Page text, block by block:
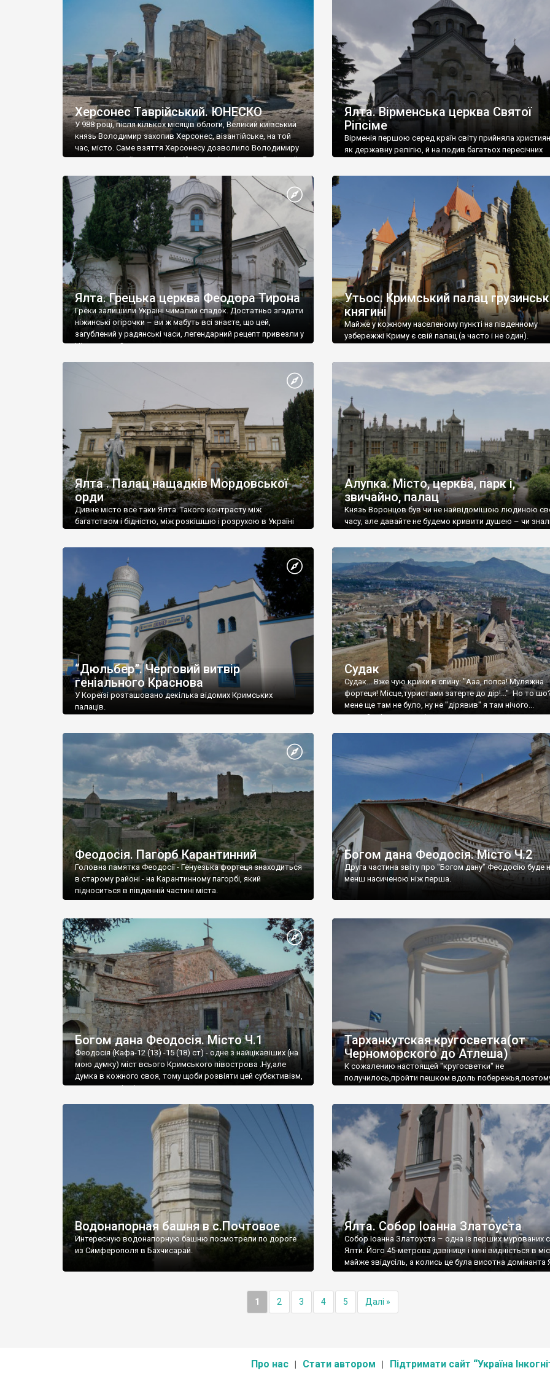
візантійської доби. Раритети викрадені з фондів об’єкту
культурної спадщини ЮНЕСКО «Херсонеса Таврійського».
Офіційно – на виставку «Золото Візантії», але експерти та
влада в Україні вважають це лише […]
називаються «повстяками» (postaki)…” “Вино. Крим
виробляє відмінне вино і його вдосталь: воно все
легке біле і дуже […]
Херсонес Таврійський. ЮНЕСКО
У 988 році, після кількох місяців облоги, Великий київський
князь Володимир захопив Херсонес, візантійське, на той
час, місто. Саме взяття Херсонесу дозволило Володимиру
диктувати свої умови візантійському імператору Василю ІІ,
Херсонесі Володимир-язичник, став Василем-
християнином. А потім було Хрещення Русі. На честь
Херсонесу Таврійського названо місто […]
Ялта. Вірменська церква Святої
Ріпсіме
Вірменія першою серед країн світу прийняла
як державну релігію, й на подив багатьох пересічних
Ялта. Грецька церква Феодора Тирона
Греки залишили Україні чималий спадок. Достатньо згадати
ніжинські огірочки – ви ж мабуть всі знаєте, що цей,
загублений у радянські часи, легендарний рецепт привезли у
Ніжин греки?
Утьос. Кримський палац
княгині
Майже у кожному населеному пункті на південному
узбережжі Криму є свій палац (а часто і не один).
Ялта . Палац нащадків Мордовської
орди
Дивне місто все таки Ялта. Такого контрасту між
багатством і бідністю, між розкішшю і розрухою в Україні
Алупка. Місто, церква, парк і,
звичайно, палац
Князь Воронцов був чи не найвідомішою людиною
часу, але давайте не будемо кривити душею – чи
“Дюльбер”. Черговий витвір
геніального Краснова
У Кореїзі розташовано декілька відомих Кримських
палаців.
Судак
Судак... Вже чую крики в спину: "Ааа, попса! Муляжна
фортеця! Місце,туристами затерте до дір!..." Но то
мене ще там не було, ну не "дірявив" я там нічого...
принаймні до цього літа.
Феодосія. Пагорб Карантинний
Головна памятка Феодосії - Генуезька фортеця знаходиться
в старому районі - на Карантинному пагорбі, який
підноситься в південній частині міста.
Богом дана Феодосія. Місто Ч.2
Друга частина звіту про "Богом дану" Феодосію буде
менш насиченою ніж перша.
Богом дана Феодосія. Місто Ч.1
Феодосія (Кафа-12 (13) -15 (18) ст) - одне з найцікавіших (на
мою думку) міст всього Кримського півострова .Ну,але
думка в кожного своя, тому щоби розвіяти цей субєктивізм,
запрошую відвідати це
Тарханкутская кругосветка(от
Черноморского до Атлеша)
К сожалению настоящей "кругосветки" не
получилось,пройти пешком вдоль
Водонапорная башня в с.Почтовое
Интересную водонапорную башню посмотрели по дороге
из Симферополя в Бахчисарай.
Ялта. Собор Іоанна Златоуста
Собор Іоанна Златоуста – одна із перших мурованих
Ялти. Його 45-метрова дзвіниця і нині видніється в
майже звідусіль, а колись це була висотна домінанта
1 2 3 4 5 Далі »
Про нас Стати автором Підтримати сайт “Україна